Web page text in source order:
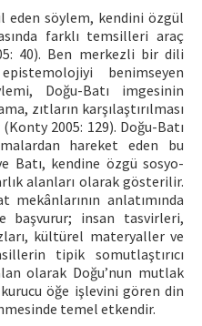
söylem, kendini özgül
farklı temsilleri araç
40). Ben merkezli bir dili
benimseyen
Doğu-Batı imgesinin
zıtların karşılaştırılması
2005: 129). Doğu-Batı
hareket eden bu
Batı, kendine özgü sosyo-
alanları olarak gösterilir.
anlatımında
başvurur; insan tasvirleri,
kültürel materyaller ve
tipik somutlaştırıcı
olarak Doğu’nun mutlak
öğe işlevini gören din
temel etkendir.